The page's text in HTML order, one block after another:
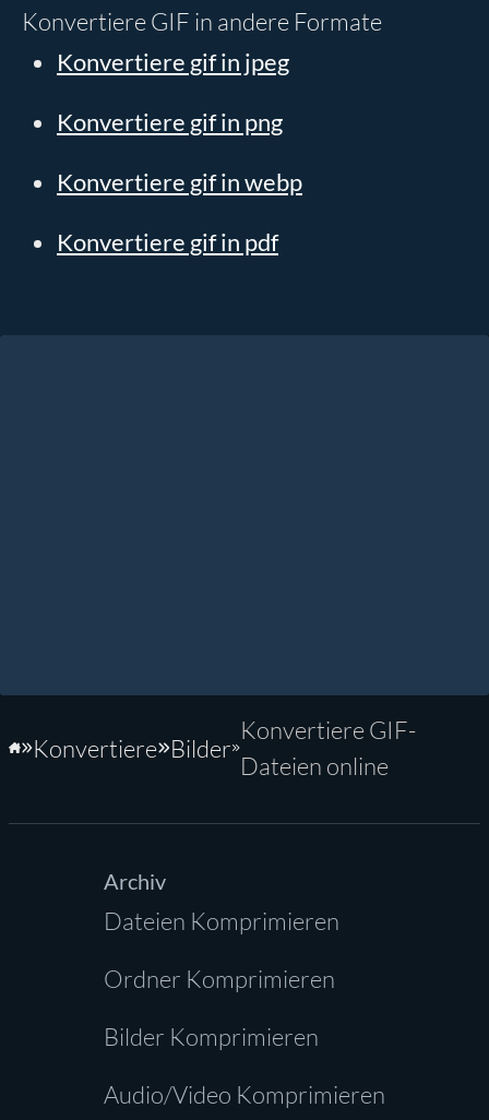
Konvertiere GIF in andere Formate
Konvertiere gif in jpeg
Konvertiere gif in png
Konvertiere gif in webp
Konvertiere gif in pdf
Startseite
Konvertiere Bilder
Konvertiere GIF-
Dateien online
Archiv
Dateien Komprimieren
Ordner Komprimieren
Bilder Komprimieren
Audio/Video Komprimieren